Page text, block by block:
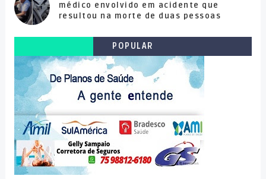
médico envolvido em acidente que
resultou na morte de duas pessoas
POPULAR